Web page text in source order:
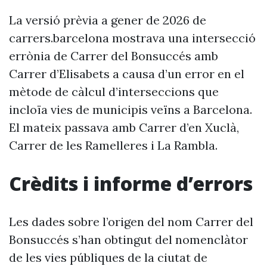
La versió prèvia a gener de 2026 de
carrers.barcelona mostrava una intersecció
errònia de Carrer del Bonsuccés amb
Carrer d’Elisabets a causa d’un error en el
mètode de càlcul d’interseccions que
incloïa vies de municipis veïns a Barcelona.
El mateix passava amb Carrer d’en Xuclà,
Carrer de les Ramelleres i La Rambla.
Crèdits i informe d’errors
Les dades sobre l’origen del nom Carrer del
Bonsuccés s’han obtingut del nomenclàtor
de les vies públiques de la ciutat de